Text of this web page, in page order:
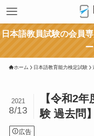
日本語教員試験の会員
ホーム 日本語教育能力検定試験
【令和2
験 過去問
2021
8/13
広告